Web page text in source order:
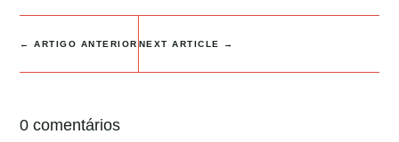
←ARTIGO ANTERIOR NEXT ARTICLE →
0 comentários